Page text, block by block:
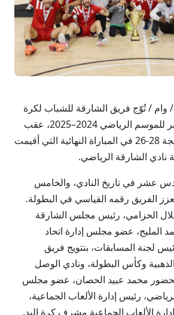
في 13 مايو / وام / تُوّج فريق الشارقة للشباب لكرة
اليد بلقب كأس السوبر للموسم الرياضي 2024–2025، عقب
فوزه على الوصل بنتيجة 28-26 في المباراة النهائية التي أقيمت
نادي الشارقة الرياضي.
عشر في تاريخ النادي، والخامس
الفريق رقمه القياسي في البطولة.
الحزامي، رئيس مجلس الشارقة
المليح، عضو مجلس إدارة اتحاد
لجنة المسابقات، بتتويج فريق
وكأس البطولة، ونادي الوصل
بحضور محمد عبيد الحصان، عضو مجلس
رئيس إدارة الألعاب الجماعية،
الألعاب الجماعية مشرف كرة اليد.